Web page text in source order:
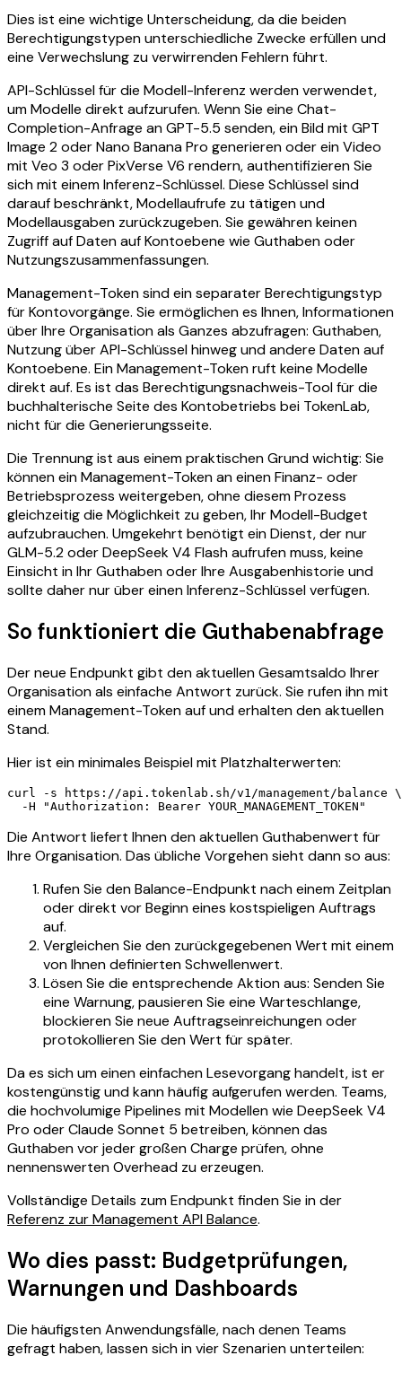
Dies ist eine wichtige Unterscheidung, da die beiden
Berechtigungstypen unterschiedliche Zwecke erfüllen und
eine Verwechslung zu verwirrenden Fehlern führt.
API-Schlüssel für die Modell-Inferenz werden verwendet,
um Modelle direkt aufzurufen. Wenn Sie eine Chat-
Completion-Anfrage an GPT-5.5 senden, ein Bild mit GPT
Image 2 oder Nano Banana Pro generieren oder ein Video
mit Veo 3 oder PixVerse V6 rendern, authentifizieren Sie
sich mit einem Inferenz-Schlüssel. Diese Schlüssel sind
darauf beschränkt, Modellaufrufe zu tätigen und
Modellausgaben zurückzugeben. Sie gewähren keinen
Zugriff auf Daten auf Kontoebene wie Guthaben oder
Nutzungszusammenfassungen.
Management-Token sind ein separater Berechtigungstyp
für Kontovorgänge. Sie ermöglichen es Ihnen, Informationen
über Ihre Organisation als Ganzes abzufragen: Guthaben,
Nutzung über API-Schlüssel hinweg und andere Daten auf
Kontoebene. Ein Management-Token ruft keine Modelle
direkt auf. Es ist das Berechtigungsnachweis-Tool für die
buchhalterische Seite des Kontobetriebs bei TokenLab,
nicht für die Generierungsseite.
Die Trennung ist aus einem praktischen Grund wichtig: Sie
können ein Management-Token an einen Finanz- oder
Betriebsprozess weitergeben, ohne diesem Prozess
gleichzeitig die Möglichkeit zu geben, Ihr Modell-Budget
aufzubrauchen. Umgekehrt benötigt ein Dienst, der nur
GLM-5.2 oder DeepSeek V4 Flash aufrufen muss, keine
Einsicht in Ihr Guthaben oder Ihre Ausgabenhistorie und
sollte daher nur über einen Inferenz-Schlüssel verfügen.
So funktioniert die Guthabenabfrage
Der neue Endpunkt gibt den aktuellen Gesamtsaldo Ihrer
Organisation als einfache Antwort zurück. Sie rufen ihn mit
einem Management-Token auf und erhalten den aktuellen
Stand.
Hier ist ein minimales Beispiel mit Platzhalterwerten:
curl -s https://api.tokenlab.sh/v1/management/balance \
Die Antwort liefert Ihnen den aktuellen Guthabenwert für
Ihre Organisation. Das übliche Vorgehen sieht dann so aus:
Rufen Sie den Balance-Endpunkt nach einem Zeitplan
oder direkt vor Beginn eines kostspieligen Auftrags
auf.
Vergleichen Sie den zurückgegebenen Wert mit einem
von Ihnen definierten Schwellenwert.
Lösen Sie die entsprechende Aktion aus: Senden Sie
eine Warnung, pausieren Sie eine Warteschlange,
blockieren Sie neue Auftragseinreichungen oder
protokollieren Sie den Wert für später.
Da es sich um einen einfachen Lesevorgang handelt, ist er
kostengünstig und kann häufig aufgerufen werden. Teams,
die hochvolumige Pipelines mit Modellen wie DeepSeek V4
Pro oder Claude Sonnet 5 betreiben, können das
Guthaben vor jeder großen Charge prüfen, ohne
nennenswerten Overhead zu erzeugen.
Vollständige Details zum Endpunkt finden Sie in der
Referenz zur Management API Balance.
Wo dies passt: Budgetprüfungen,
Warnungen und Dashboards
Die häufigsten Anwendungsfälle, nach denen Teams
gefragt haben, lassen sich in vier Szenarien unterteilen: